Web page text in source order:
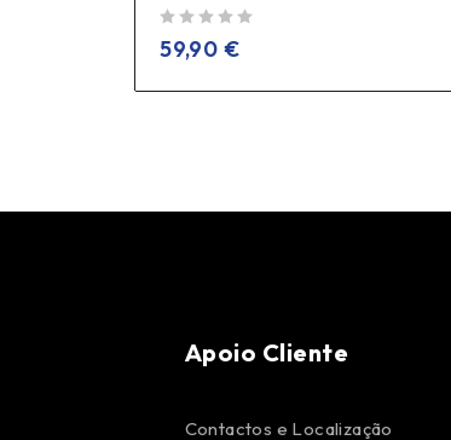
59,90 €
Apoio Cliente
Contactos e Localização